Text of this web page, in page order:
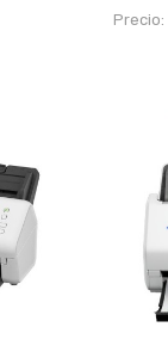
Precio: